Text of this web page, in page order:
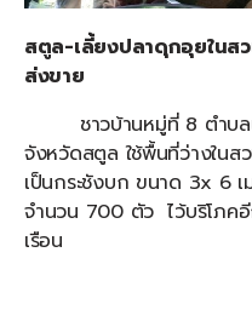
สตูล-เลี้ยงปลาดุกอุยในส
ส่งขาย
ชาวบ้านหมู่ที่ 8 ตำบล
จังหวัดสตูล ใช้พื้นที่ว่างใน
เป็นกระชังบก ขนาด 3x 6
จำนวน 700 ตัว ไว้บริโภคอี
เรือน